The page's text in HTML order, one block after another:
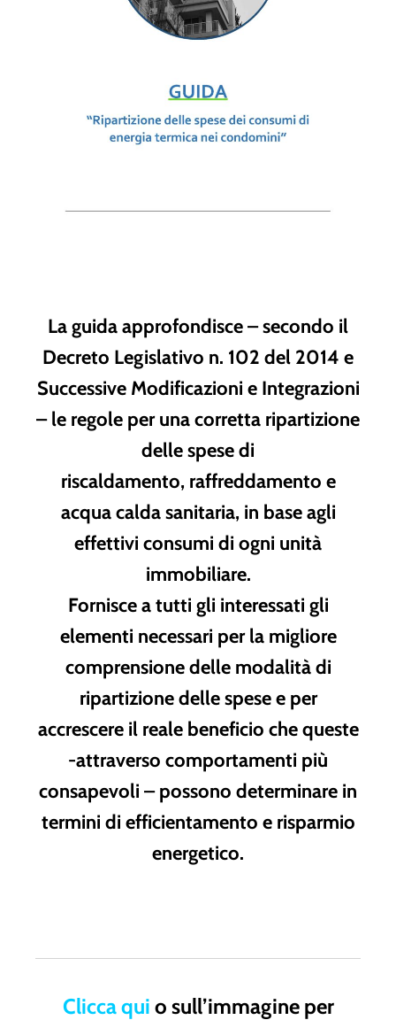
La guida approfondisce – secondo il
Decreto Legislativo n. 102 del 2014 e
Successive Modificazioni e Integrazioni
– le regole per unacorretta ripartizione
delle spese di
riscaldamento, raffreddamento e
acqua calda sanitaria, in base agli
effettivi consumi di ogni unità
immobiliare.
Fornisce a tutti gli interessati gli
elementi necessari per la migliore
comprensione delle modalità di
ripartizione delle spese e per
accrescere il reale beneficio che queste
-attraverso comportamenti più
consapevoli – possono determinare in
termini di efficientamento e risparmio
energetico.
Clicca qui o sull’immagine per